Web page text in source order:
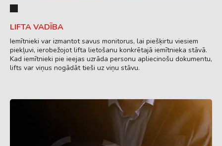
LIFTA VADĪBA
Iemītnieki var izmantot savus monitorus, lai piešķirtu viesiem
piekļuvi, ierobežojot lifta lietošanu konkrētajā iemītnieka stāvā.
Kad iemītnieki pie ieejas uzrāda personu apliecinošu dokumentu,
lifts var viņus nogādāt tieši uz viņu stāvu.